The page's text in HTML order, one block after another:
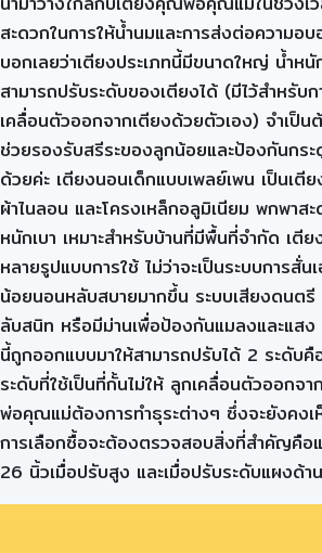
สะดวกในการให้น้ำนมและการส่งต่อความ
บอกเลยว่าเตียงประเภทนี้มีขนาดใหญ่ น้ำหนั
สามารถปรับระดับของเตียงได้ (มีไว้สำหรับ
เคลื่อนตัวออกจากเตียงด้วยตัวเอง) จำเป็
ช่วยรองรับสรีระของลูกน้อยและป้องกันกร
ด้วยค่ะ เตียงนอนเด็กแบบเพลย์เพน เป็นเตี
ผ้าไนลอน และโครงเหล็กอลูมิเนียม พกพาส
หนักเบา เหมาะสำหรับบ้านที่มีพื้นที่จำกัด เตี
หลายรูปแบบการใช้ ไม่ว่าจะเป็นระบบการสั่
น้อยนอนหลับสบายมากขึ้น ระบบเสียงดนต
ลับสนิท หรือมีม่านเพื่อป้องกันแมลงและแส
นี้ถูกออกแบบมาให้สามารถปรับได้ 2 ระดับ
ระดับที่ใช้เป็นที่กั้นไม่ให้ ลูกเคลื่อนตัวออกจ
พ่อคุณแม่ต้องการทำธุระต่างๆ ซึ่งจะยังคงเ
การเลือกซื้อจะต้องตรวจสอบสิ่งที่สำคัญคือ
26 นิ้วเมื่อปรับสูง และเมื่อปรับระดับแผงด้